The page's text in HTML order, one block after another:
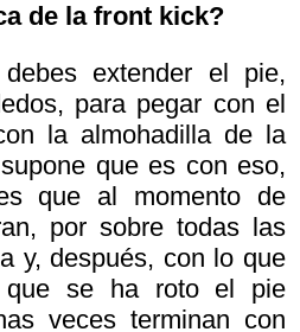
de la front kick?
extender el pie,
para pegar con el
la almohadilla de la
que es con eso,
que al momento de
por sobre todas las
y, después, con lo que
que se ha roto el pie
veces terminan con